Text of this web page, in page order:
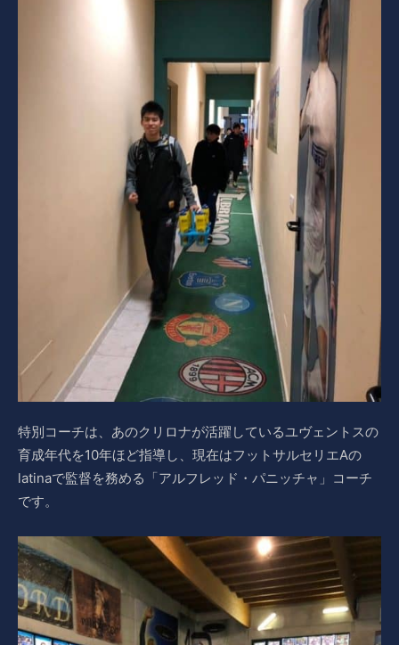
特別コーチは、あのクリロナが活躍しているユヴェントスの
育成年代を10年ほど指導し、現在はフットサルセリエAの
latinaで監督を務める「アルフレッド・パニッチャ」コーチ
です。